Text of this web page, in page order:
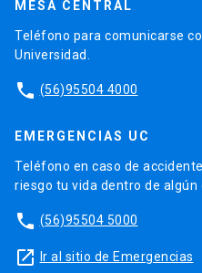
MESA CENTRAL
Teléfono para comunicarse
Universidad.
phone (56)95504 4000
EMERGENCIAS UC
Teléfono en caso de
riesgo tu vida dentro de algún
phone (56)95504 5000
launch Ir al sitio de Emergencias